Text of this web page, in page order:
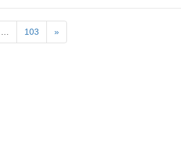
103 »